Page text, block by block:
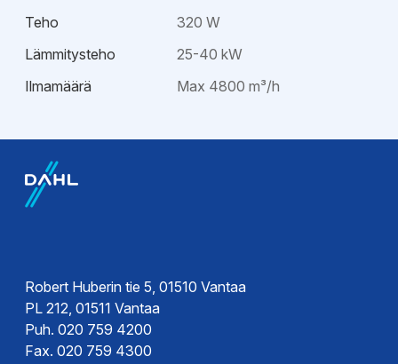
Teho
320 W
Lämmitysteho
25-40 kW
Ilmamäärä
Max 4800 m³/h
Esite
Robert Huberin tie 5, 01510 Vantaa
PL 212, 01511 Vantaa
Puh. 020 759 4200
Fax. 020 759 4300